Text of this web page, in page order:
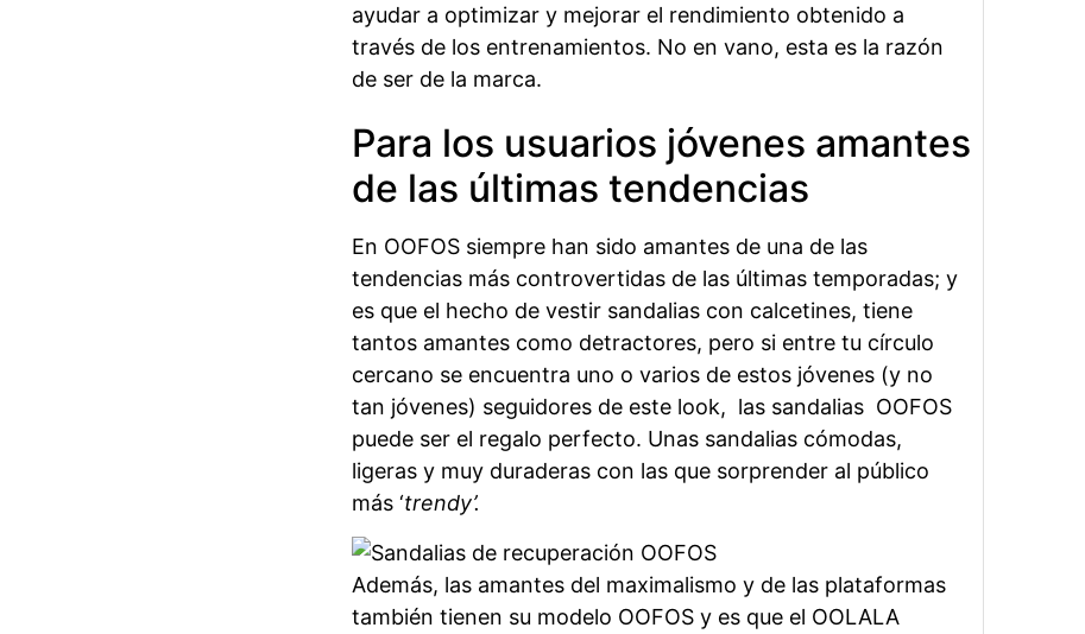
ayudar a optimizar y mejorar el rendimiento obtenido a
través de los entrenamientos. No en vano, esta es la razón
de ser de la marca.
Para los usuarios jóvenes amantes
de las últimas tendencias
En OOFOS siempre han sido amantes de una de las
tendencias más controvertidas de las últimas temporadas; y
es que el hecho de vestir sandalias con calcetines, tiene
tantos amantes como detractores, pero si entre tu círculo
cercano se encuentra uno o varios de estos jóvenes (y no
tan jóvenes) seguidores de este look, las sandalias OOFOS
puede ser el regalo perfecto. Unas sandalias cómodas,
ligeras y muy duraderas con las que sorprender al público
más ‘trendy’.
Además, las amantes del maximalismo y de las plataformas
también tienen su modelo OOFOS y es que el OOLALA